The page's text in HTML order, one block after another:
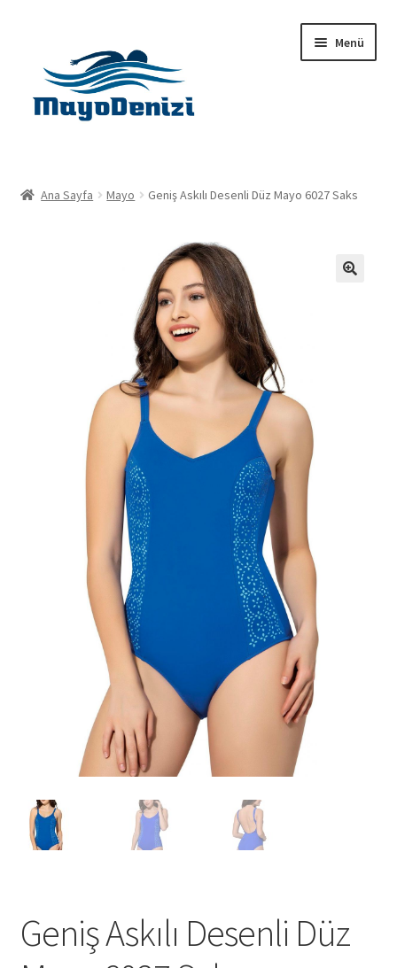
Menü
Ana Sayfa Mayo Geniş Askılı Desenli Düz Mayo 6027 Saks
Geniş Askılı Desenli Düz